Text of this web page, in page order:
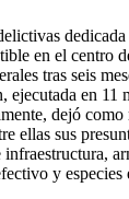
en el centro
tras seis
ejecutada en 11
dejó como
ellas sus
y especies